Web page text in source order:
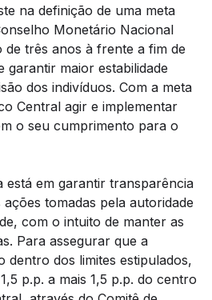
na definição de uma meta
Monetário Nacional
três anos à frente a fim de
garantir maior estabilidade
dos indivíduos. Com a meta
Central agir e implementar
o seu cumprimento para o
está em garantir transparência
tomadas pela autoridade
com o intuito de manter as
Para assegurar que a
dentro dos limites estipulados,
p.p. a mais 1,5 p.p. do centro